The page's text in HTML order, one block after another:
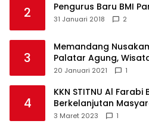
2 Pengurus Baru BMI
31 Januari 2018 2
3
Memandang
Palatar Agung,
Pandemi
20 Januari 2021 1
4
KKN STITNU Al
Berkelanjutan
Langkaplancar
3 Maret 2023 1